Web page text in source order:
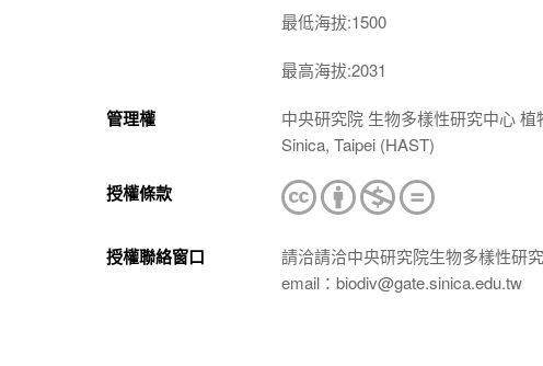
最低海拔:1500
最高海拔:2031
管理權
中央研究院 生物多樣性研究中心
Sinica, Taipei (HAST)
授權條款
授權聯絡窗口
請洽請洽中央研究院生物多樣性研
email：biodiv@gate.sinica.edu.tw